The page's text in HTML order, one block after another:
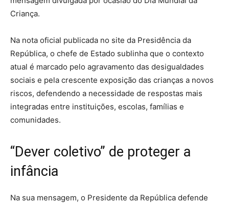
Criança.
Na nota oficial publicada no site da Presidência da
República, o chefe de Estado sublinha que o contexto
atual é marcado pelo agravamento das desigualdades
sociais e pela crescente exposição das crianças a novos
riscos, defendendo a necessidade de respostas mais
integradas entre instituições, escolas, famílias e
comunidades.
“Dever coletivo” de proteger a
infância
Na sua mensagem, o Presidente da República defende